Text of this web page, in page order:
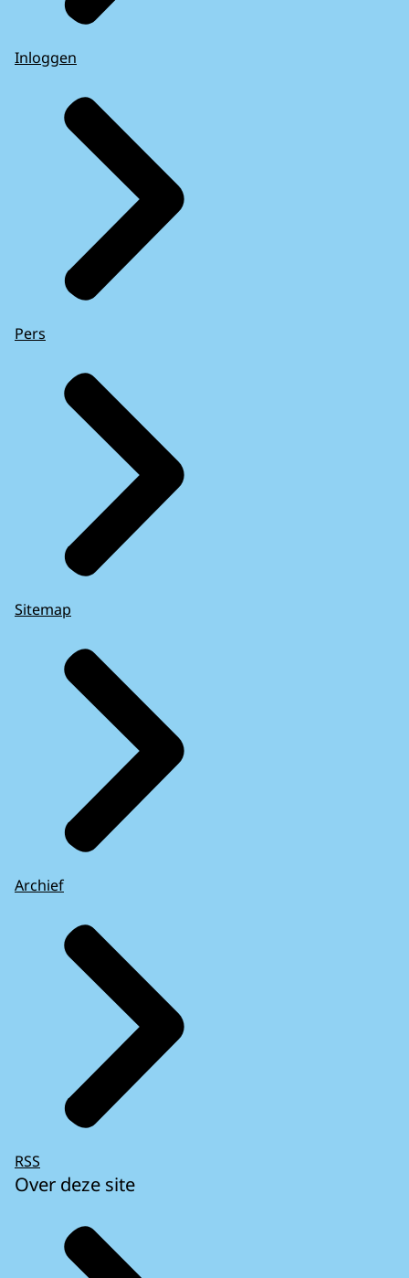
Inloggen
Pers
Sitemap
Archief
RSS
Over deze site